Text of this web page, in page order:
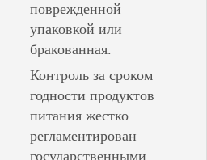
поврежденной
упаковкой или
бракованная.
Контроль за сроком
годности продуктов
питания жестко
регламентирован
государственными